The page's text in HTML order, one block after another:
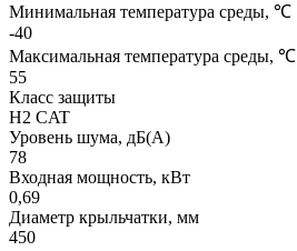
Минимальная температура среды, ℃
-40
Максимальная температура среды, ℃
55
Класс защиты
H2 CAT
Уровень шума, дБ(А)
78
Входная мощность, кВт
0,69
Диаметр крыльчатки, мм
450